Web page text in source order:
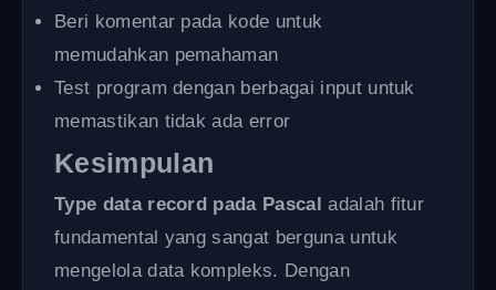
Beri komentar pada kode untuk
memudahkan pemahaman
Test program dengan berbagai input untuk
memastikan tidak ada error
Kesimpulan
Type data record pada Pascal adalah fitur
fundamental yang sangat berguna untuk
mengelola data kompleks. Dengan